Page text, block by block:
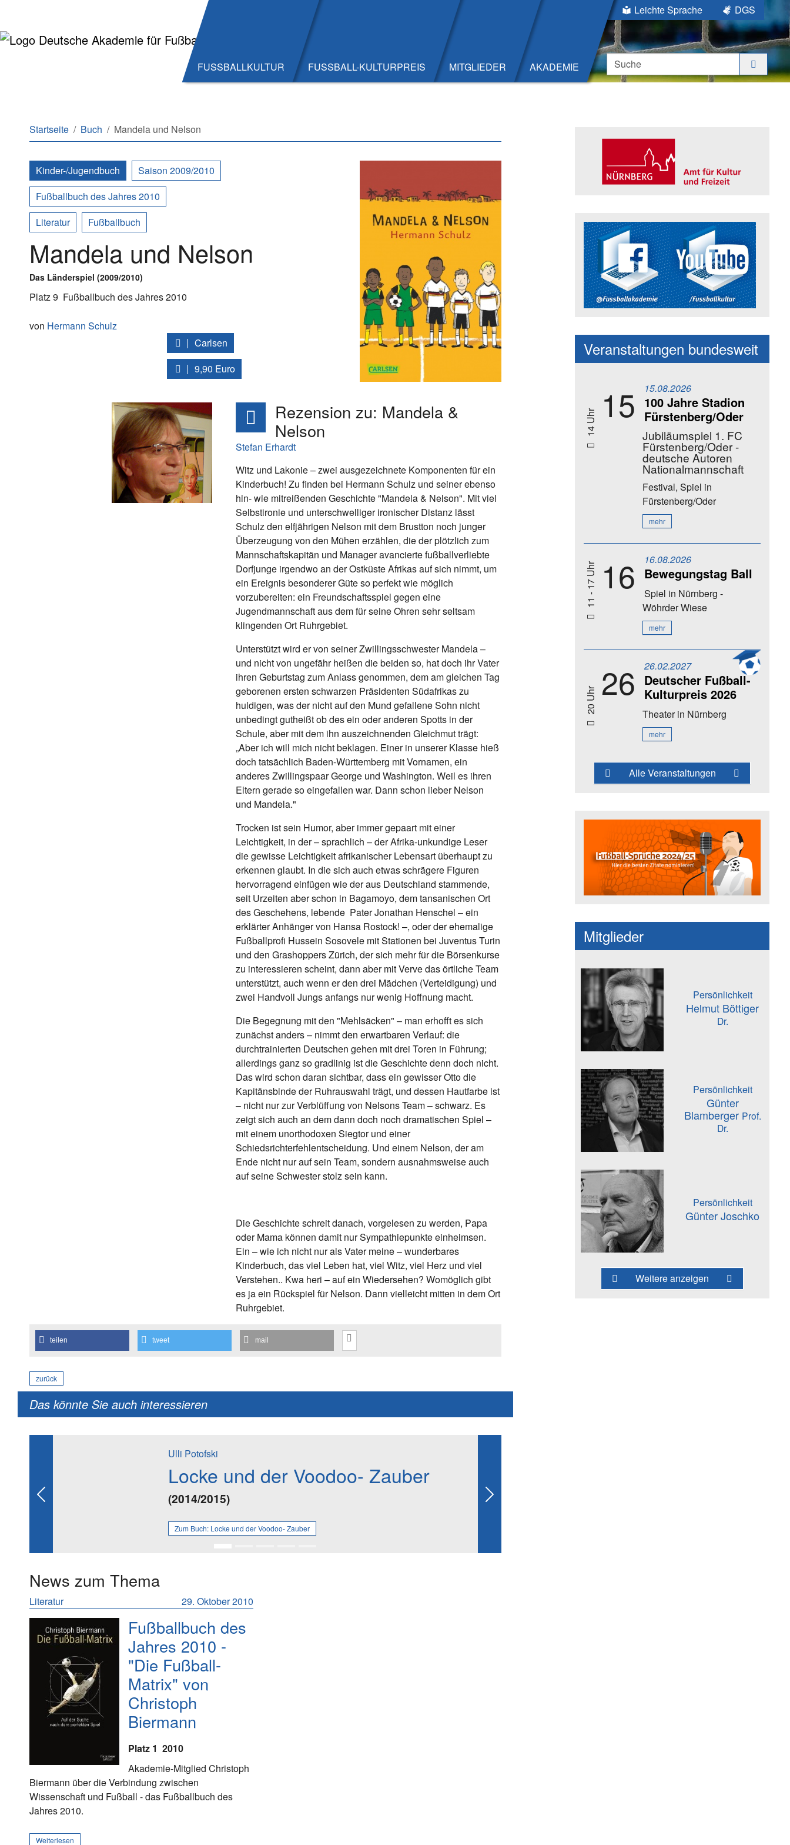
FUSSBALLKULTUR FUSSBALL-KULTURPREIS MITGLIEDER AKADEMIE
Leichte Sprache
DGS
Suche
Sie sind hier:
Startseite Buch Mandela und Nelson
Kinder-/Jugendbuch
Saison 2009/2010
Fußballbuch des Jahres 2010
Literatur
Fußballbuch
Mandela und Nelson
Das Länderspiel (2009/2010)
Platz 9 Fußballbuch des Jahres 2010
von Hermann Schulz
Carlsen
9,90 Euro
Rezension zu: Mandela &
Nelson
Stefan Erhardt
Witz und Lakonie – zwei ausgezeichnete Komponenten für ein
Kinderbuch! Zu finden bei Hermann Schulz und seiner ebenso
hin- wie mitreißenden Geschichte "Mandela & Nelson". Mit viel
Selbstironie und unterschwelliger ironischer Distanz lässt
Schulz den elfjährigen Nelson mit dem Brustton noch junger
Überzeugung von den Mühen erzählen, die der plötzlich zum
Mannschaftskapitän und Manager avancierte fußballverliebte
Dorfjunge irgendwo an der Ostküste Afrikas auf sich nimmt, um
ein Ereignis besonderer Güte so perfekt wie möglich
vorzubereiten: ein Freundschaftsspiel gegen eine
Jugendmannschaft aus dem für seine Ohren sehr seltsam
klingenden Ort Ruhrgebiet.
Unterstützt wird er von seiner Zwillingsschwester Mandela –
und nicht von ungefähr heißen die beiden so, hat doch ihr Vater
ihren Geburtstag zum Anlass genommen, dem am gleichen Tag
geborenen ersten schwarzen Präsidenten Südafrikas zu
huldigen, was der nicht auf den Mund gefallene Sohn nicht
unbedingt gutheißt ob des ein oder anderen Spotts in der
Schule, aber mit dem ihn auszeichnenden Gleichmut trägt:
„Aber ich will mich nicht beklagen. Einer in unserer Klasse hieß
doch tatsächlich Baden-Württemberg mit Vornamen, ein
anderes Zwillingspaar George und Washington. Weil es ihren
Eltern gerade so eingefallen war. Dann schon lieber Nelson
und Mandela."
Trocken ist sein Humor, aber immer gepaart mit einer
Leichtigkeit, in der – sprachlich – der Afrika-unkundige Leser
die gewisse Leichtigkeit afrikanischer Lebensart überhaupt zu
erkennen glaubt. In die sich auch etwas schrägere Figuren
hervorragend einfügen wie der aus Deutschland stammende,
seit Urzeiten aber schon in Bagamoyo, dem tansanischen Ort
des Geschehens, lebende Pater Jonathan Henschel – ein
erklärter Anhänger von Hansa Rostock! –, oder der ehemalige
Fußballprofi Hussein Sosovele mit Stationen bei Juventus Turin
und den Grashoppers Zürich, der sich mehr für die Börsenkurse
zu interessieren scheint, dann aber mit Verve das örtliche Team
unterstützt, auch wenn er den drei Mädchen (Verteidigung) und
zwei Handvoll Jungs anfangs nur wenig Hoffnung macht.
Die Begegnung mit den "Mehlsäcken" – man erhofft es sich
zunächst anders – nimmt den erwartbaren Verlauf: die
durchtrainierten Deutschen gehen mit drei Toren in Führung;
allerdings ganz so gradlinig ist die Geschichte denn doch nicht.
Das wird schon daran sichtbar, dass ein gewisser Otto die
Kapitänsbinde der Ruhrauswahl trägt, und dessen Hautfarbe ist
– nicht nur zur Verblüffung von Nelsons Team – schwarz. Es
zeigt sich auch an dem dann doch noch dramatischen Spiel –
mit einem unorthodoxen Siegtor und einer
Schiedsrichterfehlentscheidung. Und einem Nelson, der am
Ende nicht nur auf sein Team, sondern ausnahmsweise auch
auf seine Schwester stolz sein kann.
Die Geschichte schreit danach, vorgelesen zu werden, Papa
oder Mama können damit nur Sympathiepunkte einheimsen.
Ein – wie ich nicht nur als Vater meine – wunderbares
Kinderbuch, das viel Leben hat, viel Witz, viel Herz und viel
Verstehen.. Kwa heri – auf ein Wiedersehen? Womöglich gibt
es ja ein Rückspiel für Nelson. Dann vielleicht mitten in dem Ort
Ruhrgebiet.
teilen tweet mail
zurück
Das könnte Sie auch interessieren
Ulli Potofski
Locke und der Voodoo- Zauber
(2014/2015)
Zum Buch: Locke und der Voodoo- Zauber
Previous Next
News zum Thema
29. Oktober 2010
Literatur
Fußballbuch des
Jahres 2010 -
"Die Fußball-
Matrix" von
Christoph
Biermann
Platz 1 2010
Akademie-Mitglied Christoph
Biermann über die Verbindung zwischen
Wissenschaft und Fußball - das Fußballbuch des
Jahres 2010.
Weiterlesen
Social Media Kanäle der
Veranstaltungen bundesweit
14 Uhr 15 15.08.2026
100 Jahre Stadion
Fürstenberg/Oder
Jubiläumspiel 1. FC
Fürstenberg/Oder -
deutsche Autoren
Nationalmannschaft
Festival, Spiel in
Fürstenberg/Oder
mehr
11 - 17 Uhr 16 16.08.2026
Bewegungstag Ball
Spiel in Nürnberg -
Wöhrder Wiese
mehr
20 Uhr 26 26.02.2027
Deutscher Fußball-
Kulturpreis 2026
Theaterin Nürnberg
mehr
Alle Veranstaltungen
Fußballspruch des Jahres:
Mitglieder
Persönlichkeit
Helmut Böttiger
Dr.
Persönlichkeit
Günter
Blamberger Prof.
Dr.
Persönlichkeit
Günter Joschko
Weitere anzeigen